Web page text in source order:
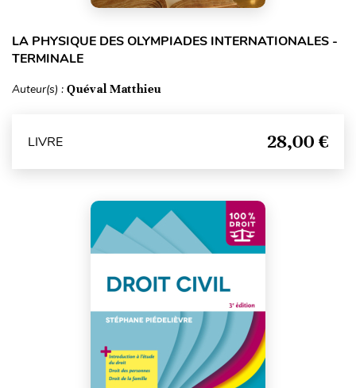
LA PHYSIQUE DES OLYMPIADES INTERNATIONALES -
TERMINALE
Auteur(s) : Quéval Matthieu
LIVRE 28,00 €